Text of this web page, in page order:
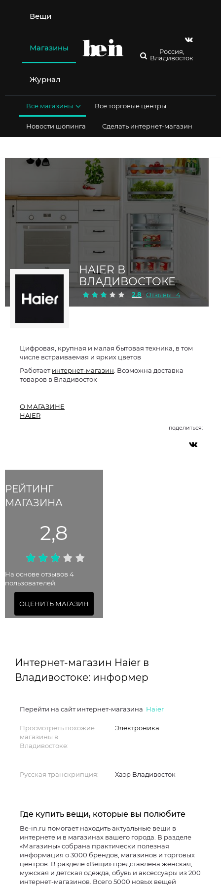
содержимому
Вещи
Магазины
Журнал
Россия,
Владивосток
Все магазины Все торговые центры
Новости шопинга Сделать интернет-магазин
HAIER В
ВЛАДИВОСТОКЕ
2.8 Отзывы : 4
РЕЙТИНГ
МАГАЗИНА
2,8
На основе отзывов 4
пользователей.
ОЦЕНИТЬ МАГАЗИН
Цифровая, крупная и малая бытовая техника, в том
числе встраиваемая и ярких цветов
Работаетинтернет-магазин . Возможна доставка
товаров в Владивосток
О МАГАЗИНЕ
HAIER
поделиться:
Интернет-магазин Haier в
Владивостоке: информер
Перейти на сайт интернет-магазина Haier
Просмотреть похожие
магазины в
Владивостоке:
Электроника
Русская транскрипция: Хаэр Владивосток
Где купить вещи, которые вы полюбите
Be-in.ru помогает находить актуальные вещи в
интернете и в магазинах вашего города. В разделе
«Магазины» собрана практически полезная
информация о 3000 брендов, магазинов и торговых
центров. В разделе «Вещи» представлена женская,
мужская и детская одежда, обувь и аксессуары из 200
интернет-магазинов. Всего 5000 новых вещей